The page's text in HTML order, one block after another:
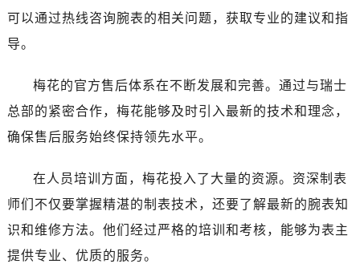
青海省海东市乐都区滨河路售后服务中心（需提前预约）
青海省黄南藏族自治州同仁市德合隆路售后服务中心（需提前预约）
青海省西宁市城西区海湖新区西关大道售后服务中心（需提前预约）
陕西省宝鸡市渭滨区经二路售后服务中心（需提前预约）
陕西省汉中市汉台区北大街售后服务中心（需提前预约）
可以通过热线咨询腕表的相关问题，获取专业的建议和指
导。
梅花的官方售后体系在不断发展和完善。通过与瑞士
总部的紧密合作，梅花能够及时引入最新的技术和理念，
确保售后服务始终保持领先水平。
在人员培训方面，梅花投入了大量的资源。资深制表
师们不仅要掌握精湛的制表技术，还要了解最新的腕表知
识和维修方法。他们经过严格的培训和考核，能够为表主
提供专业、优质的服务。